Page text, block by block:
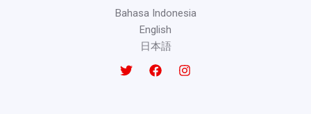
Bahasa Indonesia
English
日本語